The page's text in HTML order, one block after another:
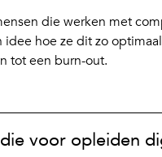
die werken met
hoe ze dit zo
tot een burn-out.
voor opleiden